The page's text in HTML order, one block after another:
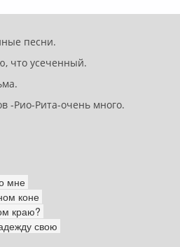
песни.
что усеченный.
-Рио-Рита-очень много.
мне
коне
краю?
свою